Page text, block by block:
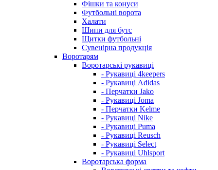
Фішки та конуси
Футбольні ворота
Халати
Шипи для бутс
Щитки футбольні
Сувенірна продукція
Воротарям
Воротарські рукавиці
- Рукавиці 4keepers
- Рукавиці Adidas
- Перчатки Jako
- Рукавиці Joma
- Перчатки Kelme
- Рукавиці Nike
- Рукавиці Puma
- Рукавиці Reusch
- Рукавиці Select
- Рукавиці Uhlsport
Воротарська форма